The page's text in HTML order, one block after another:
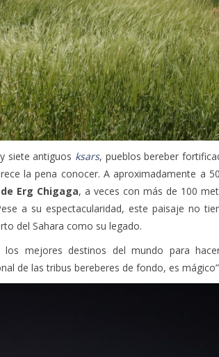
siete antiguos ksars, pueblos bereber
la pena conocer. A aproximadamente a
Erg Chigaga, a veces con más de 100
a su espectacularidad, este paisaje no
del Sahara como su legado.
los mejores destinos del mundo para
de las tribus bereberes de fondo, es